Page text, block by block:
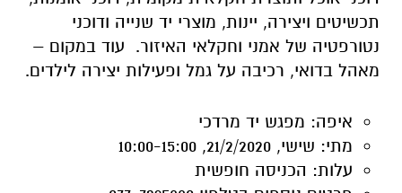
איפה:
מפגש יד מרדכי
מתי: שישי, 21/2/2020, 10:00-15:00
עלות: הכניסה חופשית
מחלבת צאלה